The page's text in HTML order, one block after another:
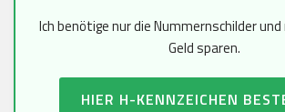
Ich benötige nur die Nummernschilder
Geld sparen.
HIER H-KENNZEICHEN